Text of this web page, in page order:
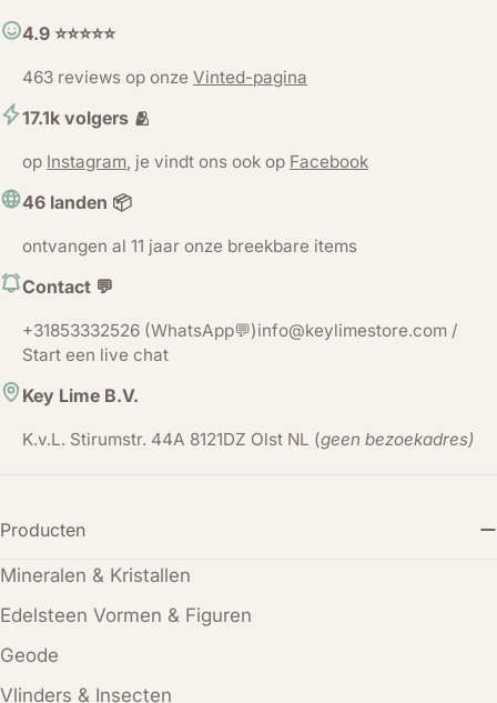
4.9 ⭐️⭐️⭐️⭐️⭐️
463 reviews op onze Vinted-pagina
17.1k volgers 🫂
op Instagram, je vindt ons ook op Facebook
46 landen 📦
ontvangen al 11 jaar onze breekbare items
Contact 💬
+31853332526 (WhatsApp💬)info@keylimestore.com /
Start een live chat
Key Lime B.V.
K.v.L. Stirumstr. 44A 8121DZ Olst NL (geen bezoekadres)
Producten
Mineralen & Kristallen
Edelsteen Vormen & Figuren
Geode
Vlinders & Insecten